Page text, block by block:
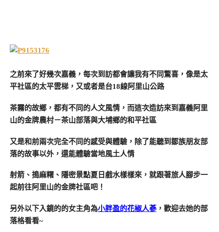
之前來了好幾次嘉義，每次到訪都會讓我有不同驚喜，像是太
平社區的太平雲梯，又或者是台18線阿里山公路
茶霧的故鄉，都有不同的人文風情，而這次造訪來到嘉義阿里
山的金牌農村－茶山部落與大埔鄉的和平社區
又是和前兩次完全不同的感受與體驗，除了能聽到鄒族朋友部
落的故事以外，還能體驗當地風土人情
射箭、搗麻糬、隱密景點夏日戲水樣樣來，就跟著旅人腳步一
起前往阿里山的金牌社區吧！
另外以下入鏡的的女主角為小胖盈的花椒人蔘，歡迎去她的部
落格看看~